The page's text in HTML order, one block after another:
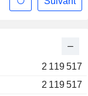
2 119 517
2 119 517